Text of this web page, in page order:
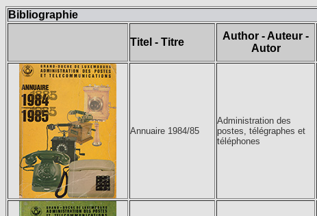
Bibliographie
Titel - Titre
Author - Auteur -
Autor
Annuaire 1984/85
Administration des
postes, télégraphes et
téléphones